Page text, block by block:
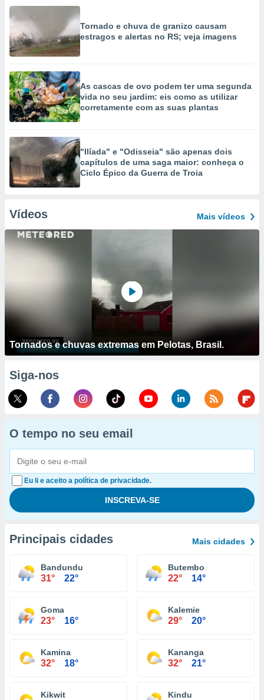
Tornado e chuva de granizo causam
estragos e alertas no RS; veja imagens
As cascas de ovo podem ter uma segunda
vida no seu jardim: eis como as utilizar
corretamente com as suas plantas
"Ilíada" e "Odisseia" são apenas dois
capítulos de uma saga maior: conheça o
Ciclo Épico da Guerra de Troia
Vídeos Mais vídeos
Tornados e chuvas extremas em Pelotas, Brasil.
Siga-nos
O tempo no seu email
Eu li e aceito a política de privacidade.
Principais cidades Mais cidades
Bandundu
31° 22°
Butembo
22° 14°
Goma
23° 16°
Kalemie
29° 20°
Kamina
32° 18°
Kananga
32° 21°
Kikwit Kindu